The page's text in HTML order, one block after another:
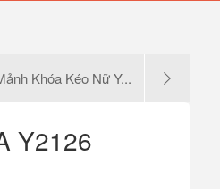
Khóa Kéo Nữ Y...
Y2126